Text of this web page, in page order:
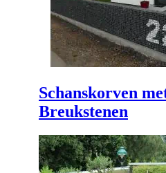
Schanskorven
Breukstenen